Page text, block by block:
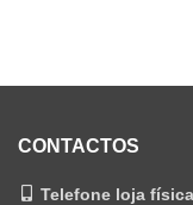
CONTACTOS
Telefone loja